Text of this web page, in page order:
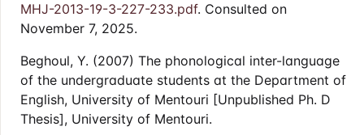
MHJ-2013-19-3-227-233.pdf. Consulted on
November 7, 2025.
Beghoul, Y. (2007) The phonological inter-language
of the undergraduate students at the Department of
English, University of Mentouri [Unpublished Ph. D
Thesis], University of Mentouri.